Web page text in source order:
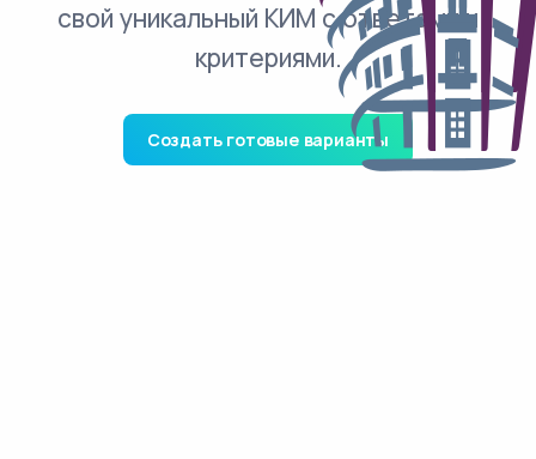
свой уникальный КИМ с ответами и
критериями.
Создать готовые варианты